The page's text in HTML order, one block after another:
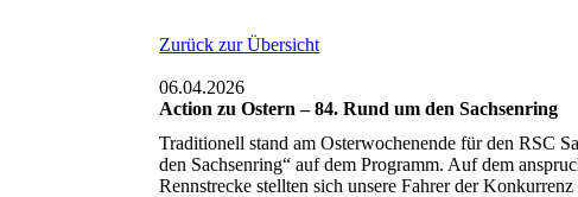
Zurück zur Übersicht
06.04.2026
Action zu Ostern – 84. Rund um den Sachsenring
Traditionell stand am Osterwochenende für den RSC
den Sachsenring“ auf dem Programm. Auf dem
Rennstrecke stellten sich unsere Fahrer der